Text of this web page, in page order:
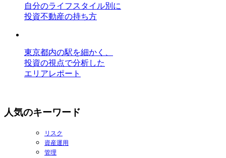
自分のライフスタイル別に
投資不動産の持ち方
東京都内の駅を細かく、
投資の視点で分析した
エリアレポート
人気のキーワード
リスク
資産運用
管理